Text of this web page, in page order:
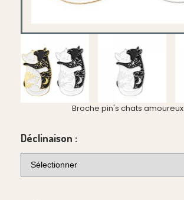
Broche pin's chats amoureux
Déclinaison :